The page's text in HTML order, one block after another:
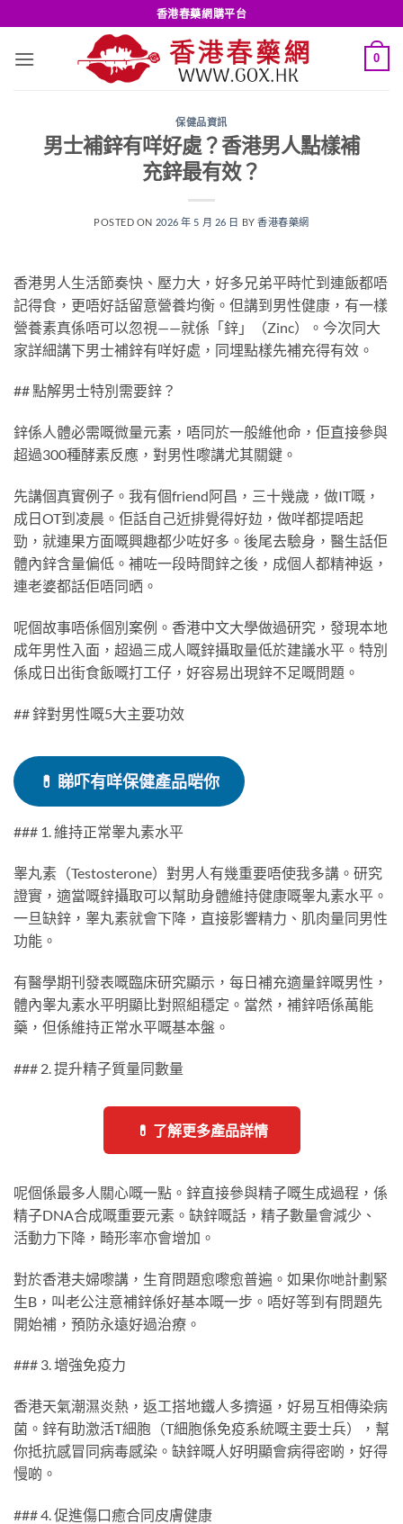
to
content
香港春藥網購平台
0
保健品資訊
男士補鋅有咩好處？香港男人點樣補
充鋅最有效？
POSTED ON 2026 年 5 月 26 日 BY香港春藥網
香港男人生活節奏快、壓力大，好多兄弟平時忙到連飯都唔
記得食，更唔好話留意營養均衡。但講到男性健康，有一樣
營養素真係唔可以忽視——就係「鋅」（Zinc）。今次同大
家詳細講下男士補鋅有咩好處，同埋點樣先補充得有效。
## 點解男士特別需要鋅？
鋅係人體必需嘅微量元素，唔同於一般維他命，佢直接參與
超過300種酵素反應，對男性嚟講尤其關鍵。
先講個真實例子。我有個friend阿昌，三十幾歲，做IT嘅，
成日OT到凌晨。佢話自己近排覺得好攰，做咩都提唔起
勁，就連果方面嘅興趣都少咗好多。後尾去驗身，醫生話佢
體內鋅含量偏低。補咗一段時間鋅之後，成個人都精神返，
連老婆都話佢唔同晒。
呢個故事唔係個別案例。香港中文大學做過研究，發現本地
成年男性入面，超過三成人嘅鋅攝取量低於建議水平。特別
係成日出街食飯嘅打工仔，好容易出現鋅不足嘅問題。
## 鋅對男性嘅5大主要功效
💊 睇吓有咩保健產品啱你
### 1. 維持正常睾丸素水平
睾丸素（Testosterone）對男人有幾重要唔使我多講。研究
證實，適當嘅鋅攝取可以幫助身體維持健康嘅睾丸素水平。
一旦缺鋅，睾丸素就會下降，直接影響精力、肌肉量同男性
功能。
有醫學期刊發表嘅臨床研究顯示，每日補充適量鋅嘅男性，
體內睾丸素水平明顯比對照組穩定。當然，補鋅唔係萬能
藥，但係維持正常水平嘅基本盤。
### 2. 提升精子質量同數量
💊 了解更多產品詳情
呢個係最多人關心嘅一點。鋅直接參與精子嘅生成過程，係
精子DNA合成嘅重要元素。缺鋅嘅話，精子數量會減少、
活動力下降，畸形率亦會增加。
對於香港夫婦嚟講，生育問題愈嚟愈普遍。如果你哋計劃緊
生B，叫老公注意補鋅係好基本嘅一步。唔好等到有問題先
開始補，預防永遠好過治療。
### 3. 增強免疫力
香港天氣潮濕炎熱，返工搭地鐵人多擠逼，好易互相傳染病
菌。鋅有助激活T細胞（T細胞係免疫系統嘅主要士兵），幫
你抵抗感冒同病毒感染。缺鋅嘅人好明顯會病得密啲，好得
慢啲。
### 4. 促進傷口癒合同皮膚健康